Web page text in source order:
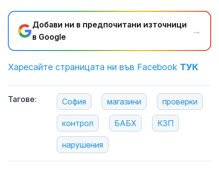
Добави ни в предпочитани източници
в Google
→
Харесайте страницата ни във Facebook ТУК
Тагове: София магазини проверки
контрол БАБХ КЗП
нарушения